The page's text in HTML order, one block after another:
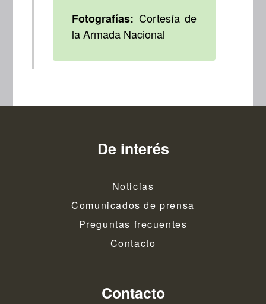
Fotografías: Cortesía de
la Armada Nacional
De interés
Noticias
Comunicados de prensa
Preguntas frecuentes
Contacto
Contacto